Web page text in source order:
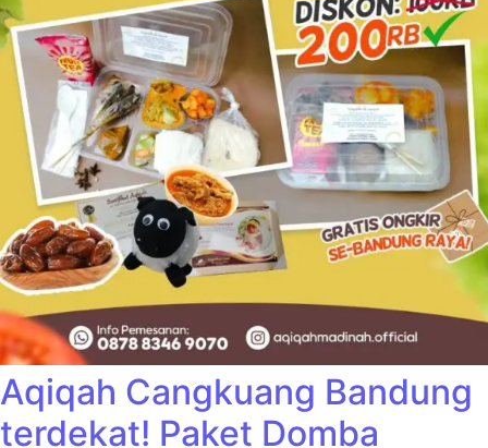
Aqiqah Cangkuang Bandung
terdekat! Paket Domba